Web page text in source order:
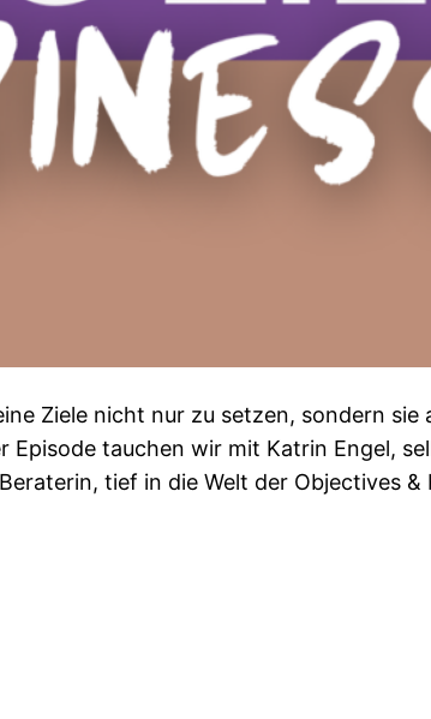
Ziele nicht nur zu setzen, sondern sie
Episode tauchen wir mit Katrin Engel,
tief in die Welt der Objectives &